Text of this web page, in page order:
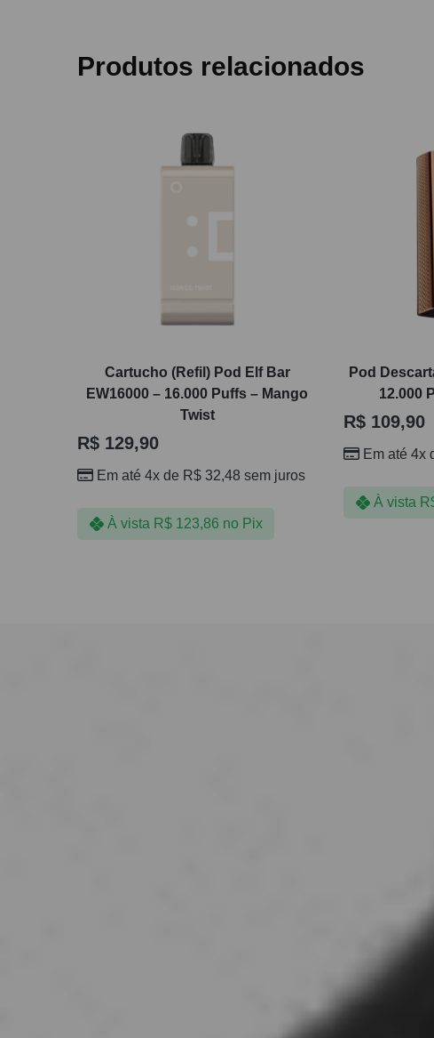
Produtos relacionados
Cartucho (Refil) Pod Elf Bar
EW16000 – 16.000 Puffs – Mango
Twist
R$ 129,90
Em até 4x de R$ 32,48 sem juros
À vista R$123,86 no Pix
Pod
12.000
R$ 109,90
Em até 4x
À vista